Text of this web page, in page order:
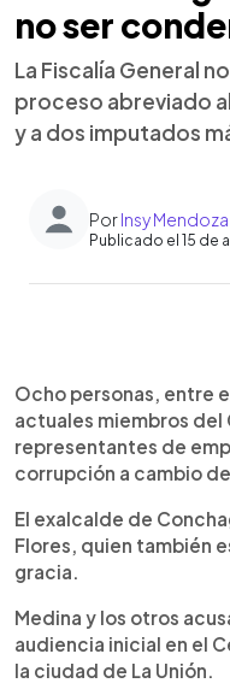
no ser
La Fiscalía General
proceso abreviado
y a dos imputados
PorInsy Mendoza
Publicado el 15 de
Escuchar
Ocho personas, entre
actuales miembros del
representantes de
corrupción a cambio
El exalcalde de
Flores, quien también
gracia.
Medina y los otros
audiencia inicial en el
la ciudad de La Unión.